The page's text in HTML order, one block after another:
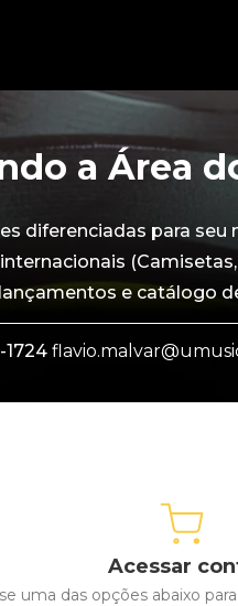
a Área
diferenciadas para
e catálogo
1724
Acessar
uma das opções abaixo